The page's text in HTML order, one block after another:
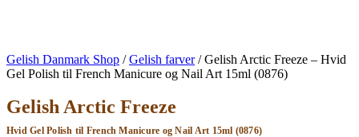
Gelish Danmark Shop /Gelish farver/Gelish Arctic Freeze – Hvid
Gel Polish til French Manicure og Nail Art 15ml (0876)
Gelish Arctic Freeze
Hvid Gel Polish til French Manicure og Nail Art 15ml (0876)